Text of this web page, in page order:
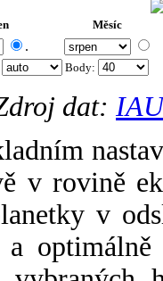
Měsíc
.
Body:
dat:
v rovině
v